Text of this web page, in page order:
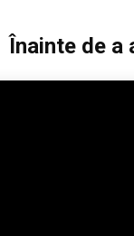
Înainte de a